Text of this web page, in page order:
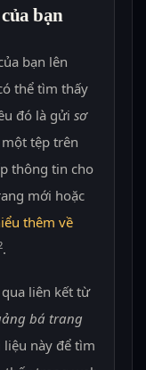
bạn
bạn lên
thể tìm thấy
đó là gửi sơ
tệp trên
thông tin cho
mới hoặc
thêm về
.
liên kết từ
bá trang
này để tìm